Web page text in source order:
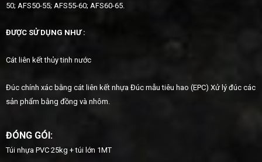
50; AFS50-55; AFS55-60; AFS60-65.
ĐƯỢC SỬ DỤNG NHƯ:
Cát liên kết thủy tinh nước
Đúc chính xác bằng cát liên kết nhựa Đúc mẫu tiêu hao (EPC) Xử lý đúc các
sản phẩm bằng đồng và nhôm.
ĐÓNG GÓI:
Túi nhựa PVC 25kg + túi lớn 1MT